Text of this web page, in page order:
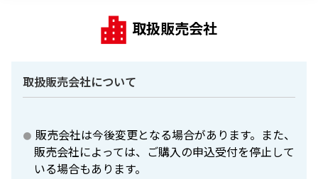
取扱販売会社
取扱販売会社について
販売会社は今後変更となる場合があります。また、
販売会社によっては、ご購入の申込受付を停止して
いる場合もあります。